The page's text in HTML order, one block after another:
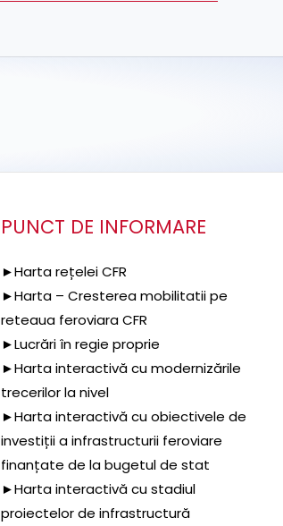
PUNCT DE INFORMARE
►Harta rețelei CFR
►Harta – Cresterea mobilitatii pe
reteaua feroviara CFR
►Lucrări în regie proprie
►Harta interactivă cu modernizările
trecerilor la nivel
►Harta interactivă cu obiectivele de
investiții a infrastructurii feroviare
finanțate de la bugetul de stat
►Harta interactivă cu stadiul
proiectelor de infrastructură